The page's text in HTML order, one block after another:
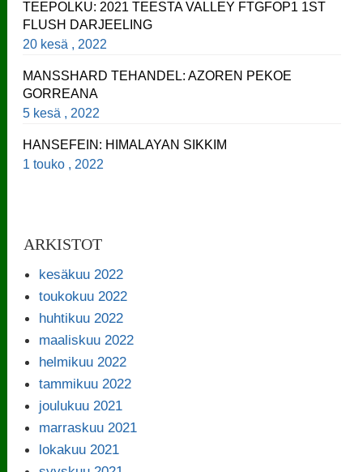
TEEPOLKU: 2021 TEESTA VALLEY FTGFOP1 1ST
FLUSH DARJEELING
20 kesä , 2022
MANSSHARD TEHANDEL: AZOREN PEKOE
GORREANA
5 kesä , 2022
HANSEFEIN: HIMALAYAN SIKKIM
1 touko , 2022
ARKISTOT
kesäkuu 2022
toukokuu 2022
huhtikuu 2022
maaliskuu 2022
helmikuu 2022
tammikuu 2022
joulukuu 2021
marraskuu 2021
lokakuu 2021